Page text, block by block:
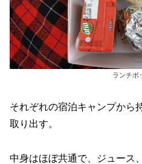
ランチボ
それぞれの宿泊キャンプから
取り出す。
中身はほぼ共通で、ジュース